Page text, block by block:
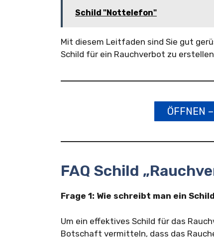
Schild "Nottelefon"
Mit diesem Leitfaden sind Sie gut
Schild für ein Rauchverbot zu
ÖFFNEN
FAQ Schild
Frage 1: Wie schreibt man ein
Um ein effektives Schild für das
Botschaft vermitteln, dass das